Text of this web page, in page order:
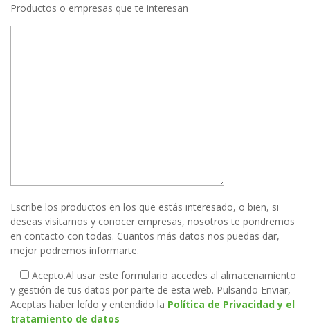
Productos o empresas que te interesan
Escribe los productos en los que estás interesado, o bien, si
deseas visitarnos y conocer empresas, nosotros te pondremos
en contacto con todas. Cuantos más datos nos puedas dar,
mejor podremos informarte.
Acepto.Al usar este formulario accedes al almacenamiento
y gestión de tus datos por parte de esta web. Pulsando Enviar,
Aceptas haber leído y entendido la Política de Privacidad y el
tratamiento de datos